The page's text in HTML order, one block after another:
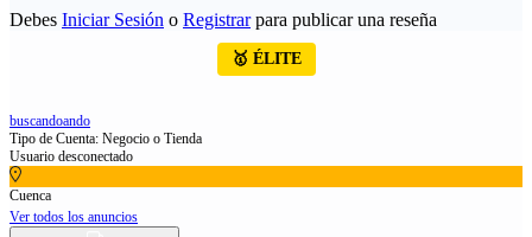
Debes Iniciar Sesión o Registrarpara publicar una reseña
🥇 ÉLITE
buscandoando
Tipo de Cuenta: Negocio o Tienda
Usuario desconectado
Cuenca
Ver todos los anuncios